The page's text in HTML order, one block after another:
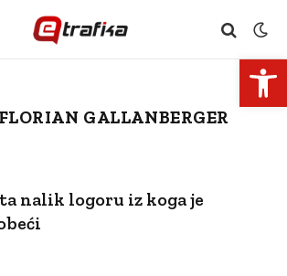
FLORIAN GALLANBERGER
nalik logoru iz koga je